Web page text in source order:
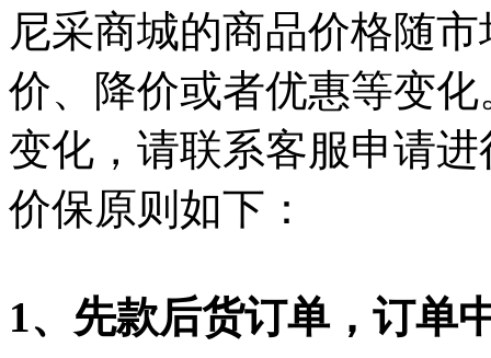
尼采商城的商品价格随
价、降价或者优惠等变
变化，请联系客服申请
价保原则如下：
1、先款后货订单，订单